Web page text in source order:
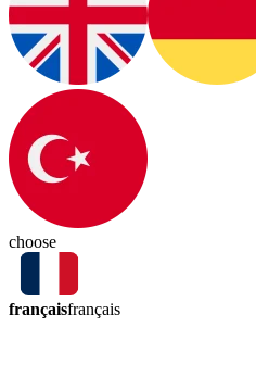
choose
françaisfrançais